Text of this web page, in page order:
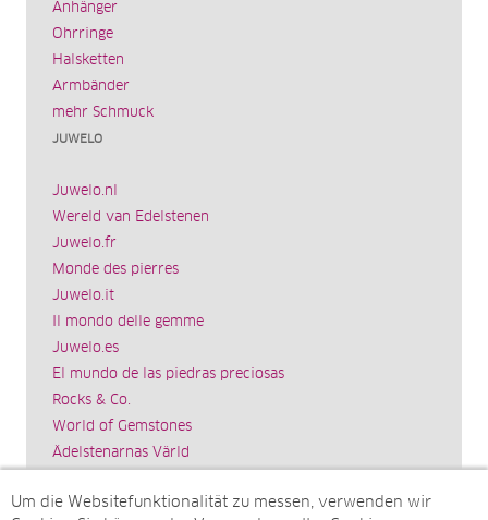
Anhänger
Ohrringe
Halsketten
Armbänder
mehr Schmuck
JUWELO
Juwelo.nl
Wereld van Edelstenen
Juwelo.fr
Monde des pierres
Juwelo.it
Il mondo delle gemme
Juwelo.es
El mundo de las piedras preciosas
Rocks & Co.
World of Gemstones
Ädelstenarnas Värld
Impressum
Um die Websitefunktionalität zu messen, verwenden wir